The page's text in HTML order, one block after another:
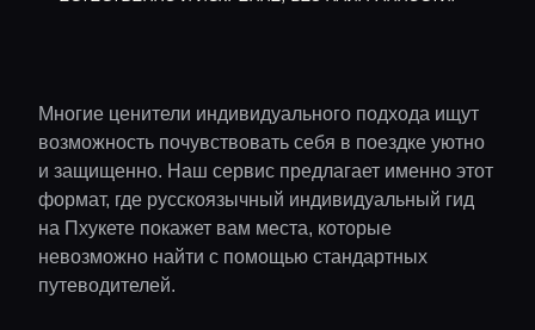
Многие ценители индивидуального подхода ищут
возможность почувствовать себя в поездке уютно
и защищенно. Наш сервис предлагает именно этот
формат, где русскоязычный индивидуальный гид
на Пхукете покажет вам места, которые
невозможно найти с помощью стандартных
путеводителей.